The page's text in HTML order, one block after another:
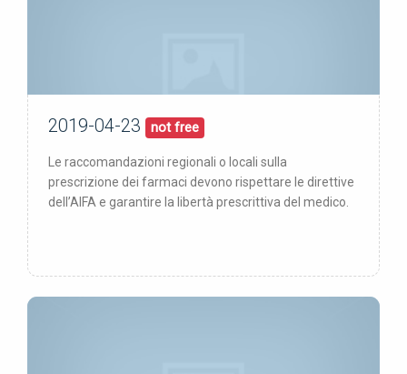
pubblicata:23/04/19
2019-04-23 not free
Le raccomandazioni regionali o locali sulla
prescrizione dei farmaci devono rispettare le direttive
dell’AIFA e garantire la libertà prescrittiva del medico.